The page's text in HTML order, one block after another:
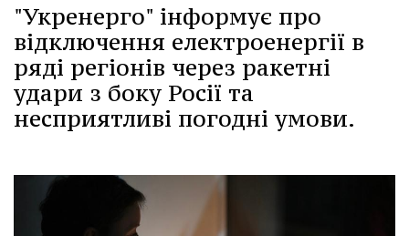
"Укренерго" інформує про
відключення електроенергії в
ряді регіонів через ракетні
удари з боку Росії та
несприятливі погодні умови.